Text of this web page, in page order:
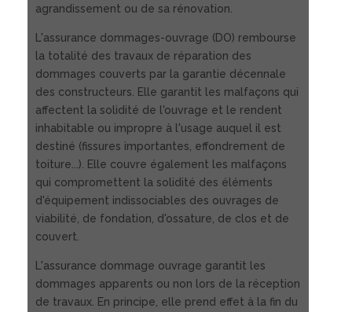
agrandissement ou de sa rénovation.
L'assurance dommages-ouvrage (DO) rembourse
la totalité des travaux de réparation des
dommages couverts par la garantie décennale
des constructeurs. Elle garantit les malfaçons qui
affectent la solidité de l'ouvrage et le rendent
inhabitable ou impropre à l'usage auquel il est
destiné (fissures importantes, effondrement de
toiture...). Elle couvre également les malfaçons
qui compromettent la solidité des éléments
d'équipement indissociables des ouvrages de
viabilité, de fondation, d'ossature, de clos et de
couvert.
L'assurance dommage ouvrage garantit les
dommages apparents ou non lors de la réception
de travaux. En principe, elle prend effet à la fin du